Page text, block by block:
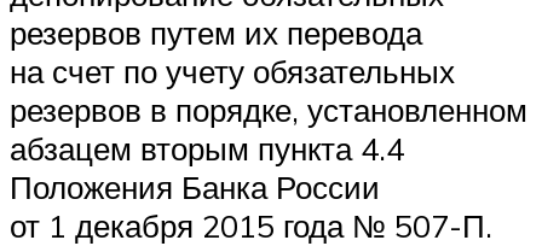
резервов путем их перевода
на счет по учету обязательных
резервов в порядке, установленном
абзацем вторым пункта 4.4
Положения Банка России
от 1 декабря 2015 года № 507-П.